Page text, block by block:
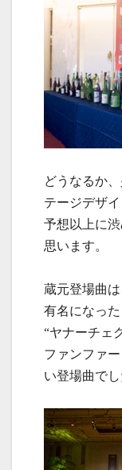
どうなるか
テージデザイ
予想以上に
思います。
蔵元登場曲
有名になった
“ヤナーチェ
ファンファ
い登場曲でし